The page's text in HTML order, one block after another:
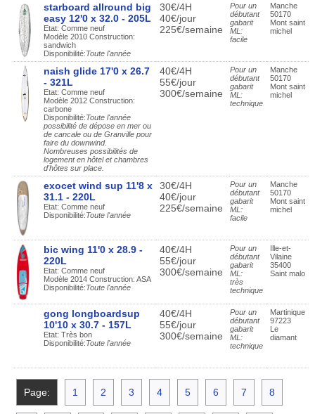
starboard allround big
easy 12'0 x 32.0 - 205L
Etat: Comme neuf
Modèle 2010 Construction:
sandwich
Disponibilité:Toute l'année
30€/4H
40€/jour
225€/semaine
Pour un
débutant
gabarit
ML:
facile
Manche
50170
Mont saint
michel
naish glide 17'0 x 26.7
- 321L
Etat: Comme neuf
Modèle 2012 Construction:
carbone
Disponibilité:Toute l'année
possibilité de dépose en mer ou
de cancale ou de Granville pour
faire du downwind.
Nombreuses possibilités de
logement en hôtel et chambres
d'hôtes sur place.
40€/4H
55€/jour
300€/semaine
Pour un
débutant
gabarit
ML:
technique
Manche
50170
Mont saint
michel
exocet wind sup 11'8 x
31.1 - 220L
Etat: Comme neuf
Disponibilité:Toute l'année
30€/4H
40€/jour
225€/semaine
Pour un
débutant
gabarit
ML:
facile
Manche
50170
Mont saint
michel
bic wing 11'0 x 28.9 -
220L
Etat: Comme neuf
Modèle 2014 Construction: ASA
Disponibilité:Toute l'année
40€/4H
55€/jour
300€/semaine
Pour un
débutant
gabarit
ML:
très
technique
Ille-et-
Vilaine
35400
Saint malo
gong longboardsup
10'10 x 30.7 - 157L
Etat: Très bon
Disponibilité:Toute l'année
40€/4H
55€/jour
300€/semaine
Pour un
débutant
gabarit
ML:
technique
Martinique
97223
Le
diamant
Page: 1 2 3 4 5 6 7 8